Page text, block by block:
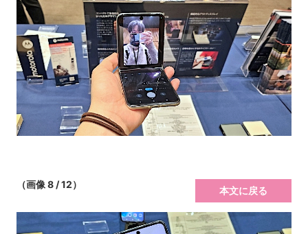
（画像 8 / 12）
本文に戻る